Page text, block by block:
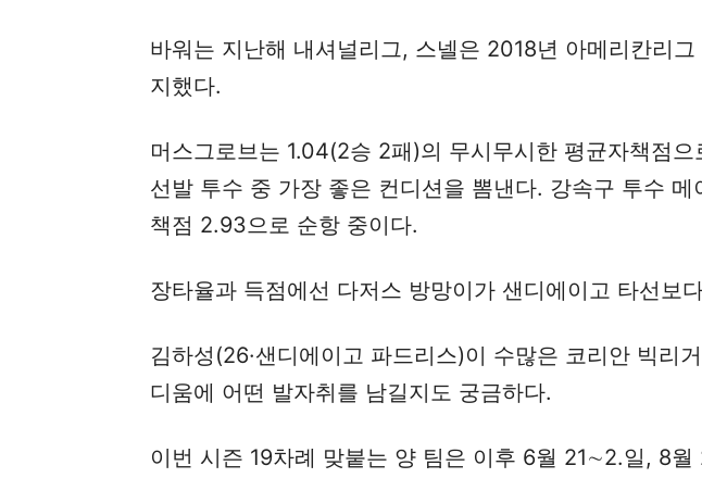
바워는 지난해 내셔널리그, 스넬은 2018년 아메리칸리
지했다.
머스그로브는 1.04(2승 2패)의 무시무시한 평균자책점
선발 투수 중 가장 좋은 컨디션을 뽐낸다. 강속구 투수 메
책점 2.93으로 순항 중이다.
장타율과 득점에선 다저스 방망이가 샌디에이고 타선보
김하성(26·샌디에이고 파드리스)이 수많은 코리안 빅리
디움에 어떤 발자취를 남길지도 궁금하다.
이번 시즌 19차례 맞붙는 양 팀은 이후 6월 21∼2.일, 8